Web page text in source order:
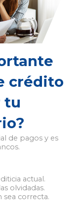
crédito
tu
de pagos y es
actual.
olvidadas.
sea correcta.